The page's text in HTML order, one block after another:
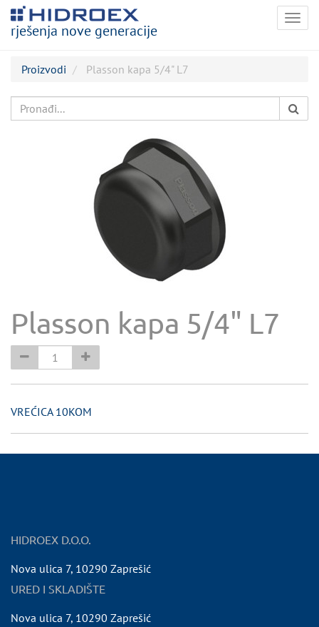
rješenja nove generacije
Proizvodi Plasson kapa 5/4" L7
Plasson kapa 5/4" L7
VREĆICA 10KOM
HIDROEX D.O.O.
Nova ulica 7, 10290 Zaprešić
URED I SKLADIŠTE
Nova ulica 7, 10290 Zaprešić